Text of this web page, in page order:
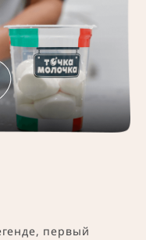
первый